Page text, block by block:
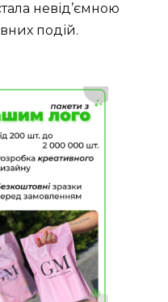
невід’ємною
подій.